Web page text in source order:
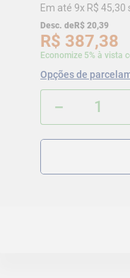
Em até 9x R$ 45,30
Desc. deR$ 20,39
R$ 387,38
Economize 5% à vista
Opções de
－